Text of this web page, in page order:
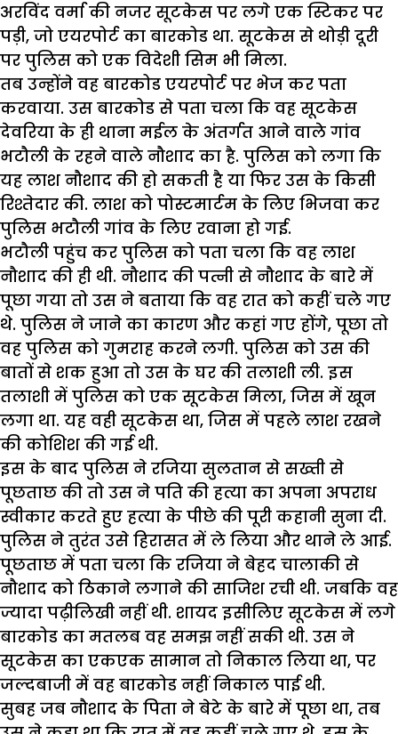
अरविंद वर्मा की नजर सूटकेस पर लगे एक स्टिकर पर
पड़ी, जो एयरपोर्ट का बारकोड था. सूटकेस से थोड़ी दूरी
पर पुलिस को एक विदेशी सिम भी मिला.
तब उन्होंने वह बारकोड एयरपोर्ट पर भेज कर पता
करवाया. उस बारकोड से पता चला कि वह सूटकेस
देवरिया के ही थाना मईल के अंतर्गत आने वाले गांव
भटौली के रहने वाले नौशाद का है. पुलिस को लगा कि
यह लाश नौशाद की हो सकती है या फिर उस के किसी
रिश्तेदार की. लाश को पोस्टमार्टम के लिए भिजवा कर
पुलिस भटौली गांव के लिए रवाना हो गई.
भटौली पहुंच कर पुलिस को पता चला कि वह लाश
नौशाद की ही थी. नौशाद की पत्नी से नौशाद के बारे में
पूछा गया तो उस ने बताया कि वह रात को कहीं चले गए
थे. पुलिस ने जाने का कारण और कहां गए होंगे, पूछा तो
वह पुलिस को गुमराह करने लगी. पुलिस को उस की
बातों से शक हुआ तो उस के घर की तलाशी ली. इस
तलाशी में पुलिस को एक सूटकेस मिला, जिस में खून
लगा था. यह वही सूटकेस था, जिस में पहले लाश रखने
की कोशिश की गई थी.
इस के बाद पुलिस ने रजिया सुलतान से सख्ती से
पूछताछ की तो उस ने पति की हत्या का अपना अपराध
स्वीकार करते हुए हत्या के पीछे की पूरी कहानी सुना दी.
पुलिस ने तुरंत उसे हिरासत में ले लिया और थाने ले आई.
पूछताछ में पता चला कि रजिया ने बेहद चालाकी से
नौशाद को ठिकाने लगाने की साजिश रची थी. जबकि वह
ज्यादा पढ़ीलिखी नहीं थी. शायद इसीलिए सूटकेस में लगे
बारकोड का मतलब वह समझ नहीं सकी थी. उस ने
सूटकेस का एकएक सामान तो निकाल लिया था, पर
जल्दबाजी में वह बारकोड नहीं निकाल पाई थी.
सुबह जब नौशाद के पिता ने बेटे के बारे में पूछा था, तब